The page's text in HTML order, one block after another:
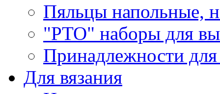
Пяльцы напольные,
"РТО" наборы для
Принадлежности
Для вязания